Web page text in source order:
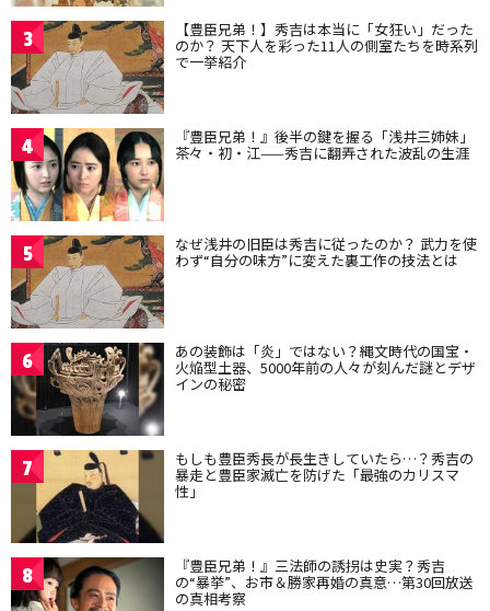
3 【豊臣兄弟！】秀吉は本当に「女狂い」だった
のか？ 天下人を彩った11人の側室たちを時系列
で一挙紹介
4 『豊臣兄弟！』後半の鍵を握る「浅井三姉妹」
茶々・初・江——秀吉に翻弄された波乱の生涯
5 なぜ浅井の旧臣は秀吉に従ったのか？ 武力を使
わず“自分の味方”に変えた裏工作の技法とは
6 あの装飾は「炎」ではない？縄文時代の国宝・
火焔型土器、5000年前の人々が刻んだ謎とデザ
インの秘密
7 もしも豊臣秀長が長生きしていたら…？秀吉の
暴走と豊臣家滅亡を防げた「最強のカリスマ
性」
8 『豊臣兄弟！』三法師の誘拐は史実？秀吉
の“暴挙”、お市＆勝家再婚の真意…第30回放送
の真相考察